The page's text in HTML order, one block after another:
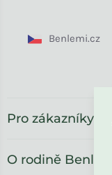
Benlemi.cz
Pro zákazníky
O rodině Benlemi